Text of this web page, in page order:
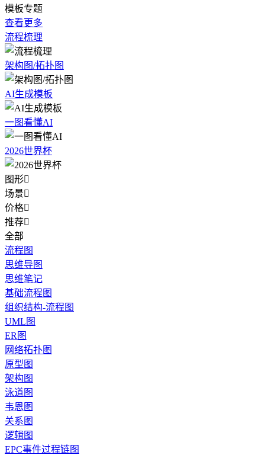
模板专题
查看更多
流程梳理
架构图/拓扑图
AI生成模板
一图看懂AI
2026世界杯
图形
场景
价格
推荐
全部
流程图
思维导图
思维笔记
基础流程图
组织结构-流程图
UML图
ER图
网络拓扑图
原型图
架构图
泳道图
韦恩图
关系图
逻辑图
EPC事件过程链图